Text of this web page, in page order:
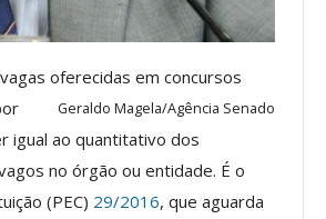
oferecidas em concursos
Geraldo Magela/Agência Senado
igual ao quantitativo dos
no órgão ou entidade. É o
(PEC) 29/2016, que aguarda
Comunicacao 22 jul, 2026
IMPRENSA